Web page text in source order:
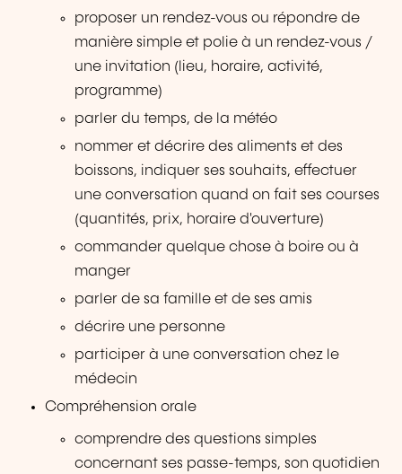
proposer un rendez-vous ou répondre de
manière simple et polie à un rendez-vous /
une invitation (lieu, horaire, activité,
programme)
parler du temps, de la météo
nommer et décrire des aliments et des
boissons, indiquer ses souhaits, effectuer
une conversation quand on fait ses courses
(quantités, prix, horaire d'ouverture)
commander quelque chose à boire ou à
manger
parler de sa famille et de ses amis
décrire une personne
participer à une conversation chez le
médecin
Compréhension orale
comprendre des questions simples
concernant ses passe-temps, son quotidien